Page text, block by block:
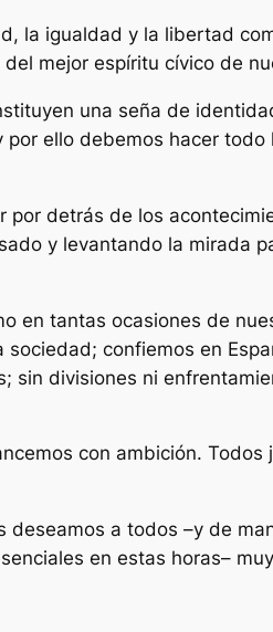
la igualdad y la libertad
mejor espíritu cívico de
una seña de
ello debemos hacer
detrás de los
y levantando la mirada
en tantas ocasiones de
confiemos en
sin divisiones ni
con ambición.
a todos –y de
en estas horas–